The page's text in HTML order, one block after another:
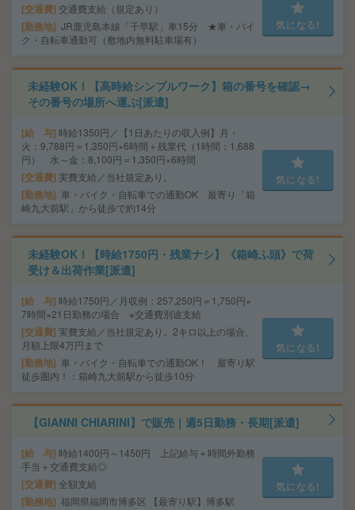
交通費 交通費支給（規定あり）
勤務地 JR鹿児島本線「千早駅」車15分 ★車・バイ
ク・自転車通勤可（敷地内無料駐車場有）
気になる!
未経験OK！【高時給シンプルワーク】箱の番号を確認→
その番号の場所へ運ぶ[派遣]
給 与 時給1350円／【1日あたりの収入例】月・
火：9,788円＝1,350円×6時間＋残業代（1時間：1,688
円） 水～金：8,100円＝1,350円×6時間
交通費 実費支給／当社規定あり。
勤務地 車・バイク・自転車での通勤OK 最寄り「箱
崎九大前駅」から徒歩で約14分
気になる!
未経験OK！【時給1750円・残業ナシ】《箱崎ふ頭》で荷
受け＆出荷作業[派遣]
給 与 時給1750円／月収例：257,250円＝1,750円×
7時間×21日勤務の場合 ※交通費別途支給
交通費 実費支給／当社規定あり。2キロ以上の場合、
月額上限4万円まで
勤務地 車・バイク・自転車での通勤OK！ 最寄り駅
徒歩圏内！：箱崎九大前駅から徒歩10分
気になる!
【GIANNI CHIARINI】で販売｜週5日勤務・長期[派遣]
給 与 時給1400円～1450円 上記給与＋時間外勤務
手当＋交通費支給◎
交通費 全額支給
勤務地 福岡県福岡市博多区 【最寄り駅】博多駅
気になる!